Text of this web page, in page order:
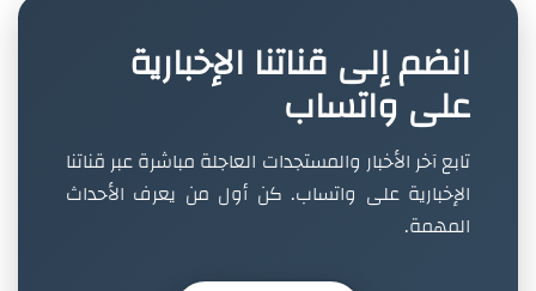
انضم إلى قناتنا الإخبارية
على واتساب
تابع آخر الأخبار والمستجدات العاجلة مباشرة عبر قناتنا
الإخبارية على واتساب. كن أول من يعرف الأحداث
المهمة.